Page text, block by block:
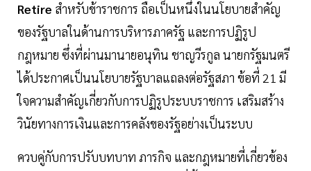
Retire สำหรับข้าราชการ ถือเป็นหนึ่งในนโยบายสำคัญ
ของรัฐบาลในด้านการบริหารภาครัฐ และการปฏิรูป
กฎหมาย ซึ่งที่ผ่านมานายอนุทิน ชาญวีรกูล นายกรัฐมนตรี
ได้ประกาศเป็นนโยบายรัฐบาลแถลงต่อรัฐสภา ข้อที่ 21 มี
ใจความสำคัญเกี่ยวกับการปฏิรูประบบราชการ เสริมสร้าง
วินัยทางการเงินและการคลังของรัฐอย่างเป็นระบบ
ควบคู่กับการปรับบทบาท ภารกิจ และกฎหมายที่เกี่ยวข้อง